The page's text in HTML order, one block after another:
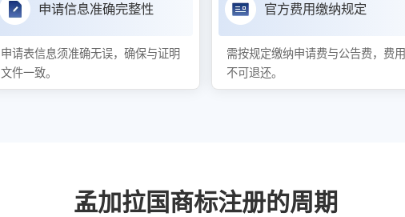
申请信息准确完整性
申请表信息须准确无误，确保与证明
文件一致。
官方费用缴纳规定
需按规定缴纳申请费与公告费，费用
不可退还。
孟加拉国商标注册的周期